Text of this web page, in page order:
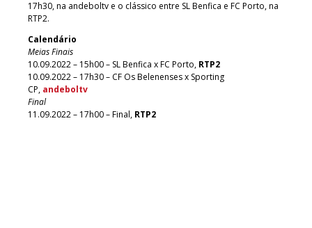
17h30, na andeboltv e o clássico entre SL Benfica e FC Porto, na
RTP2.
Calendário
Meias Finais
10.09.2022 – 15h00 – SL Benfica x FC Porto, RTP2
10.09.2022 – 17h30 – CF Os Belenenses x Sporting
CP, andeboltv
Final
11.09.2022 – 17h00 – Final, RTP2